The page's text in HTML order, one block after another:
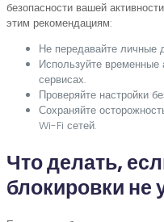
безопасности вашей
этим рекомендациям:
Не передавайте личные
Используйте временные
сервисах.
Проверяйте настройки
Сохраняйте
Wi-Fi сетей.
Что делать,
блокировки не